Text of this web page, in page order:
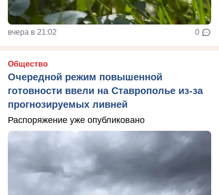
вчера в 21:02 0
Общество
Очередной режим повышенной
готовности ввели на Ставрополье из-за
прогнозируемых ливней
Распоряжение уже опубликовано